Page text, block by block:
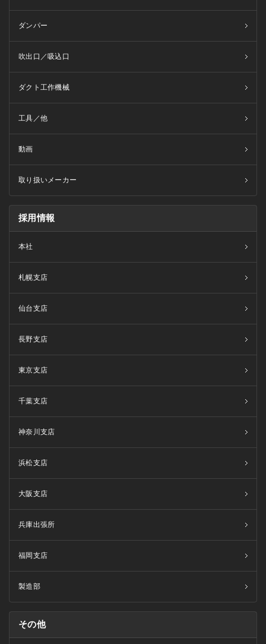
ダンパー
吹出口／吸込口
ダクト工作機械
工具／他
動画
取り扱いメーカー
採用情報
本社
札幌支店
仙台支店
長野支店
東京支店
千葉支店
神奈川支店
浜松支店
大阪支店
兵庫出張所
福岡支店
製造部
その他